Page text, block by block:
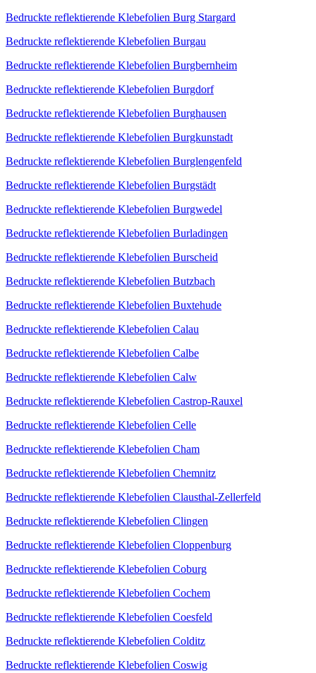
Bedruckte reflektierende Klebefolien Burg Stargard
Bedruckte reflektierende Klebefolien Burgau
Bedruckte reflektierende Klebefolien Burgbernheim
Bedruckte reflektierende Klebefolien Burgdorf
Bedruckte reflektierende Klebefolien Burghausen
Bedruckte reflektierende Klebefolien Burgkunstadt
Bedruckte reflektierende Klebefolien Burglengenfeld
Bedruckte reflektierende Klebefolien Burgstädt
Bedruckte reflektierende Klebefolien Burgwedel
Bedruckte reflektierende Klebefolien Burladingen
Bedruckte reflektierende Klebefolien Burscheid
Bedruckte reflektierende Klebefolien Butzbach
Bedruckte reflektierende Klebefolien Buxtehude
Bedruckte reflektierende Klebefolien Calau
Bedruckte reflektierende Klebefolien Calbe
Bedruckte reflektierende Klebefolien Calw
Bedruckte reflektierende Klebefolien Castrop-Rauxel
Bedruckte reflektierende Klebefolien Celle
Bedruckte reflektierende Klebefolien Cham
Bedruckte reflektierende Klebefolien Chemnitz
Bedruckte reflektierende Klebefolien Clausthal-Zellerfeld
Bedruckte reflektierende Klebefolien Clingen
Bedruckte reflektierende Klebefolien Cloppenburg
Bedruckte reflektierende Klebefolien Coburg
Bedruckte reflektierende Klebefolien Cochem
Bedruckte reflektierende Klebefolien Coesfeld
Bedruckte reflektierende Klebefolien Colditz
Bedruckte reflektierende Klebefolien Coswig